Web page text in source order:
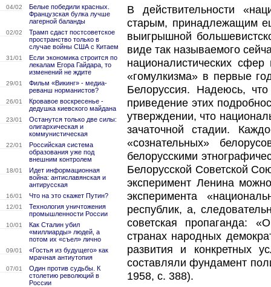
04/02
Белые победили красных.
Французская булка лучше
лагерной баланды
02/02
Трамп сдаст постсоветское
пространство только в
случае войны США с Китаем
31/01
Если экономика строится по
лекалам Егора Гайдара, то
изменений не ждите
29/01
Фильм «Викинг» - медиа-
реванш норманистов?
26/01
Кровавое воскресенье -
дедушка киевского майдана
23/01
Останутся только две силы:
олигархическая и
коммунистическая
22/01
Российская система
образования уже под
внешним контролем
18/01
Идет информационная
война: антиславянская и
антирусская
16/01 Что на это скажет Путин?
12/01
Технология уничтожения
промышленности России
10/01
Как Сталин убил
«миллиарды» людей, а
потом их «съел» лично
09/01
«Гостья из будущего» как
мрачная антиутопия
07/01
Один против судьбы. К
столетию революций в
России
В действительности
старым, принадлежащим
выигрышной
виде так называемого
националистических
«гомулкизма» в первые
Белоруссия. Надеюсь,
приведение этих
утверждении, что
зачаточной стадии.
«сознательных»
белорусскими
Белорусской Советской
эксперимент Ленина
эксперимента
республик, а,
советская пропаганда:
странах народных
развития и конкретных
составляли фундамент
1958, с. 388).